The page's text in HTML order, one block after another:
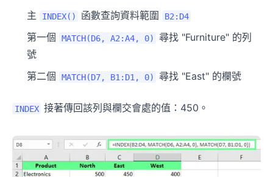
主 INDEX() 函數查詢資料範圍 B2:D4
第一個 MATCH(D6, A2:A4, 0)
尋找 "Furniture" 的列
號
第二個
MATCH(D7, B1:D1, 0) 尋找 "East" 的欄號
INDEX 接著傳回該列與欄交會處的值：450。